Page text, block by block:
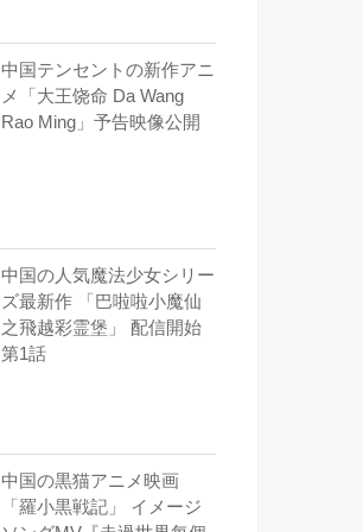
中国テンセントの新作アニ
メ「大王饶命 Da Wang
Rao Ming」予告映像公開
中国の人気魔法少女シリー
ズ最新作 「巴啦啦小魔仙
之飛越彩霊堡」 配信開始
第1話
中国の黒猫アニメ映画
「羅小黒戦記」 イメージ